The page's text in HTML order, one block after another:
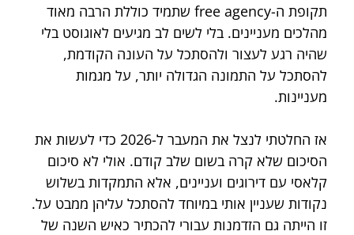
תקופת ה-free agency שתמיד כוללת הרבה מאוד
מהלכים מעניינים. בלי לשים לב מגיעים לאוגוסט בלי
שהיה רגע לעצור ולהסתכל על העונה הקודמת,
להסתכל על התמונה הגדולה יותר, על מגמות
מעניינות.
אז החלטתי לנצל את המעבר ל-2026 כדי לעשות את
הסיכום שלא קרה בשום שלב קודם. אולי לא סיכום
קלאסי עם דירוגים ועניינים, אלא התמקדות בשלוש
נקודות שעניין אותי במיוחד להסתכל עליהן ממבט על.
זו הייתה גם הזדמנות עבורי להכתיר כאיש השנה של